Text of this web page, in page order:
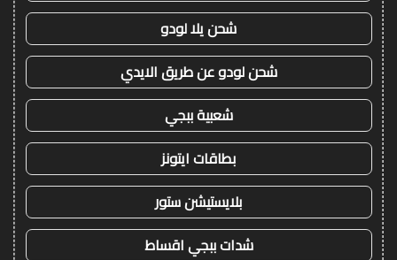
شحن يلا لودو
شحن لودو عن طريق الايدي
شعبية ببجي
بطاقات ايتونز
بلايستيشن ستور
شدات ببجي اقساط